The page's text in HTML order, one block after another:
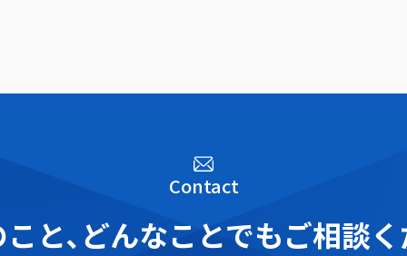
Contact
と､どんなことでもご相談